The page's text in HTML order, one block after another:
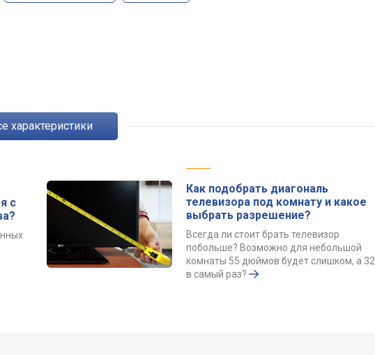
характеристики
с
Как подобрать диагональ
телевизора под комнату и какое
выбрать разрешение?
Всегда ли стоит брать телевизор
побольше? Возможно для небольшой
комнаты 55 дюймов будет слишком, а 32
в самый раз?